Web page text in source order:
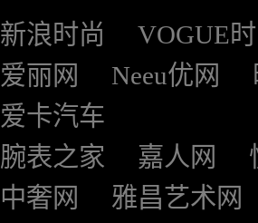
新浪时尚 VOGUE
爱丽网
Neeu优网
爱卡汽车
腕表之家
嘉人网
中奢网
雅昌艺术网